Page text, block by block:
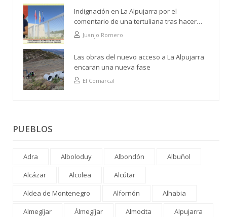
Indignación en La Alpujarra por el
comentario de una tertuliana tras hacer
alusión al analfabetismo con la comarca
Juanjo Romero
Las obras del nuevo acceso a La Alpujarra
encaran una nueva fase
El Comarcal
PUEBLOS
Adra Alboloduy Albondón
Albuñol
Alcázar
Alcolea
Alcútar
Aldea de Montenegro
Alfornón
Alhabia
Almegíjar
Álmegíjar Almocita
Alpujarra